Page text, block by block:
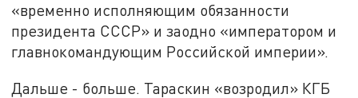
«временно исполняющим обязанности
президента СССР» и заодно «императором и
главнокомандующим Российской империи».
Дальше - больше. Тараскин «возродил» КГБ